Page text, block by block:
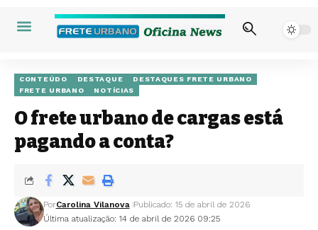
CONTEÚDO DESTAQUE
DESTAQUES FRETE URBANO
FRETE URBANO
NOTÍCIAS
O frete urbano de cargas está
pagando a conta?
Última atualização: 14 de abril de 2026 09:25
PorCarolina Vilanova Publicado: 15 de abril de 2026